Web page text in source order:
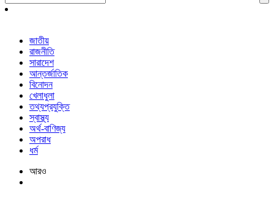
For:
জাতীয়
রাজনীতি
সারাদেশ
আন্তর্জাতিক
বিনোদন
খেলাধুলা
তথ্যপ্রযুক্তি
স্বাস্থ্য
অর্থ-বাণিজ্য
অপরাধ
ধর্ম
আরও